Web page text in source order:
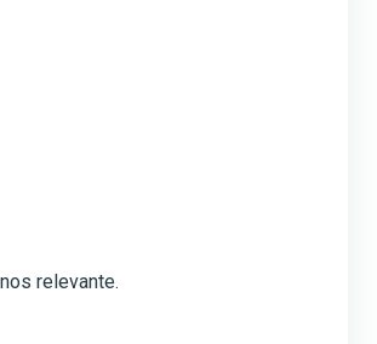
relevante.